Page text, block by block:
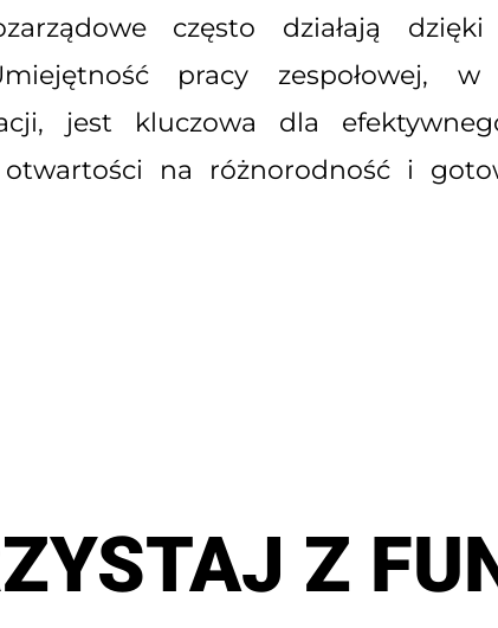
często działają
pracy zespołowej,
jest kluczowa dla
na różnorodność i
Z